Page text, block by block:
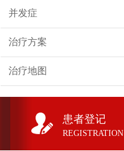
并发症
治疗方案
治疗地图
患者登记
REGISTRATION